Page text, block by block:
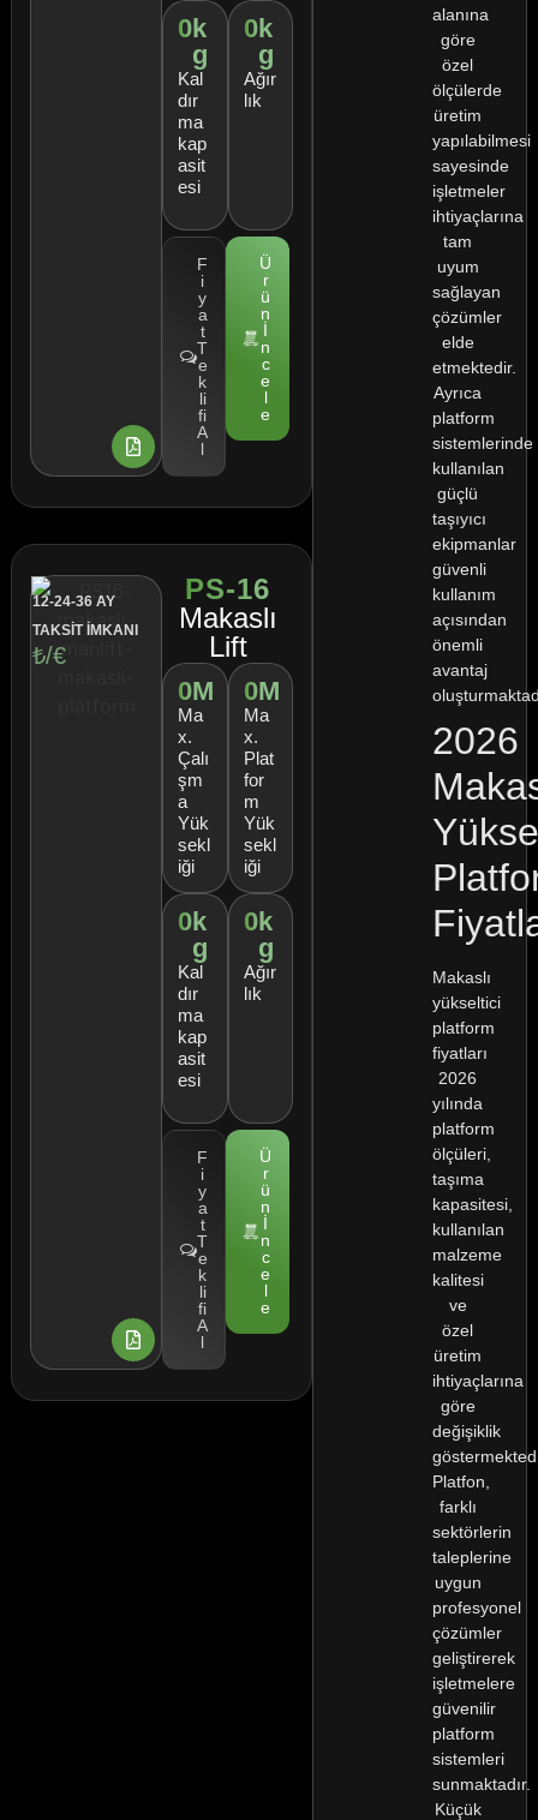
0k
g
Kal
dır
ma
kap
asit
esi
0k
g
Ağır
lık
F
i
y
a
t
T
e
k
li
fi
A
l
Ü
r
ü
n
İ
n
c
e
l
e
12-24-36 AY
TAKSİT İMKANI
₺/€
PS-16
Makaslı
Lift
0M
Ma
x.
Çalı
şm
a
Yük
sekl
iği
0M
Ma
x.
Plat
for
m
Yük
sekl
iği
0k
g
Kal
dır
ma
kap
asit
esi
0k
g
Ağır
lık
F
i
y
a
t
T
e
k
li
fi
A
l
Ü
r
ü
n
İ
n
c
e
l
e
alanına
göre
özel
ölçülerde
üretim
yapılabilmesi
sayesinde
işletmeler
ihtiyaçlarına
tam
uyum
sağlayan
çözümler
elde
etmektedir.
Ayrıca
platform
sistemlerinde
kullanılan
güçlü
taşıyıcı
ekipmanlar
güvenli
kullanım
açısından
önemli
avantaj
2026
Makaslı
yükseltici
platform
fiyatları
2026
yılında
platform
ölçüleri,
taşıma
kapasitesi,
kullanılan
malzeme
kalitesi
ve
özel
üretim
ihtiyaçlarına
göre
değişiklik
Platfon,
farklı
sektörlerin
taleplerine
uygun
profesyonel
çözümler
geliştirerek
işletmelere
güvenilir
platform
sistemleri
sunmaktadır.
Küçük